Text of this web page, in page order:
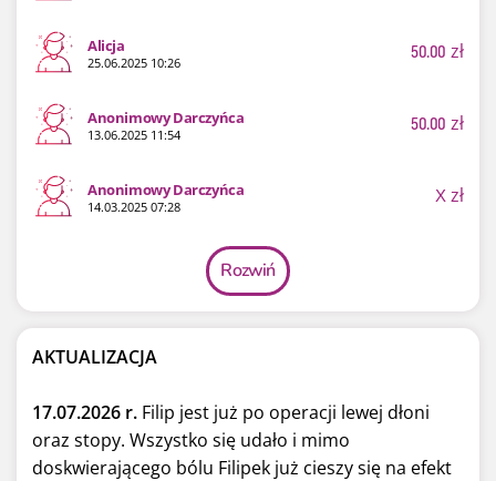
Alicja
25.06.2025 10:26 50.00 zł
Anonimowy Darczyńca
13.06.2025 11:54 50.00 zł
Anonimowy Darczyńca
14.03.2025 07:28 Xzł
Rozwiń
AKTUALIZACJA
17.07.2026 r. Filip jest już po operacji lewej dłoni
oraz stopy. Wszystko się udało i mimo
doskwierającego bólu Filipek już cieszy się na efekt